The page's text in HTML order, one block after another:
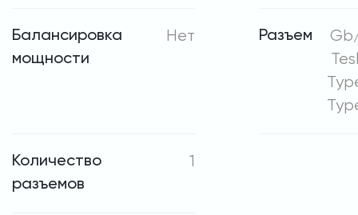
Балансировка
мощности
Нет Разъем
Количество
разъемов
1